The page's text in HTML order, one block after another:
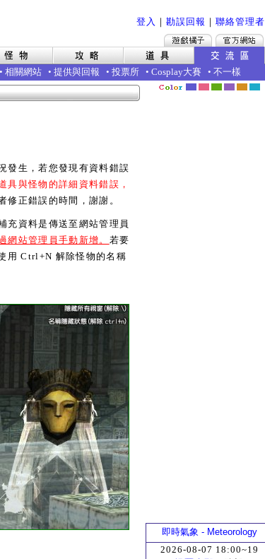
登入 ｜ 勘誤回報 ｜ 聯絡管理者
• 相關網站 • 提供與回報 • 投票所 • Cosplay大賽 • 不一樣
生，若您發現有資料錯誤
具與怪物的詳細資料錯誤，
修正錯誤的時間，謝謝。
資料是傳送至網站管理員
網站管理員手動新增。 若要
用 Ctrl+N 解除怪物的名稱
即時氣象 - Meteorology
2026-08-07 18:00~19